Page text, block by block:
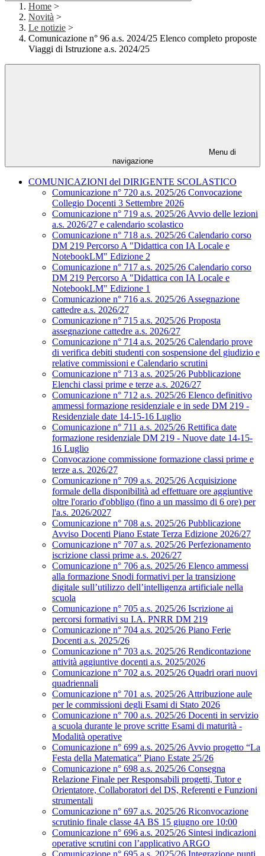
Home >
Novità >
Le notizie >
Comunicazione n° 96 a.s. 2024/25 Elenco completo proposte
Viaggi di Istruzione a.s. 2024/25
Menu di
navigazione
COMUNICAZIONI del DIRIGENTE SCOLASTICO
Comunicazione n° 720 a.s. 2025/26 Convocazione
Collegio Docenti 3 Settembre 2026
Comunicazione n° 719 a.s. 2025/26 Avvio delle lezioni
a.s. 2026/27 e calendario scolastico
Comunicazione n° 718 a.s. 2025/26 Calendario corso
DM 219 Percorso A "Didattica con IA Locale e
NotebookLM" Edizione 2
Comunicazione n° 717 a.s. 2025/26 Calendario corso
DM 219 Percorso A "Didattica con IA Locale e
NotebookLM" Edizione 1
Comunicazione n° 716 a.s. 2025/26 Assegnazione
cattedre a.s. 2026/27
Comunicazione n° 715 a.s. 2025/26 Proposta
assegnazione cattedre a.s. 2026/27
Comunicazione n° 714 a.s. 2025/26 Calendario prove
di verifica debiti studenti con sospensione del giudizio e
relative commissioni e Calendario scrutini
Comunicazione n° 713 a.s. 2025/26 Pubblicazione
Elenchi classi prime e terze a.s. 2026/27
Comunicazione n° 712 a.s. 2025/26 Elenco definitivo
ammessi formazione residenziale e in sede DM 219 -
Residenziale date 14-15-16 Luglio
Comunicazione n° 711 a.s. 2025/26 Rettifica date
formazione residenziale DM 219 - Nuove date 14-15-
16 Luglio
Convocazione commissione formazione classi prime e
terze a.s. 2026/27
Comunicazione n° 709 a.s. 2025/26 Acquisizione
formale della disponibilità ad effettuare ore aggiuntive
oltre l'orario d'obbligo (fino a un massimo di 6 ore) per
l'a.s. 2026/2027
Comunicazione n° 708 a.s. 2025/26 Pubblicazione
Avviso Docenti Piano Estate Terza Edizione 2026/27
Comunicazione n° 707 a.s. 2025/26 Perfezionamento
iscrizione classi prime a.s. 2026/27
Comunicazione n° 706 a.s. 2025/26 Elenco ammessi
alla formazione Snodi formativi per la transizione
digitale sull’utilizzo dell’intelligenza artificiale nella
scuola
Comunicazione n° 705 a.s. 2025/26 Iscrizione ai
percorsi formativi su I.A. PNRR DM 219
Comunicazione n° 704 a.s. 2025/26 Piano Ferie
Docenti a.s. 2025/26
Comunicazione n° 703 a.s. 2025/26 Rendicontazione
attività aggiuntive docenti a.s. 2025/2026
Comunicazione n° 702 a.s. 2025/26 Quadri orari nuovi
quadriennali
Comunicazione n° 701 a.s. 2025/26 Attribuzione aule
per le commissioni degli Esami di Stato 2026
Comunicazione n° 700 a.s. 2025/26 Docenti in servizio
a scuola durante le prove scritte Esami di maturità -
Modalità operative
Comunicazione n° 699 a.s. 2025/26 Avvio progetto “La
Festa della Matematica” Piano Estate 25/26
Comunicazione n° 698 a.s. 2025/26 Consegna
Relazione Finale per Responsabili progetti, Tutor e
Orientatore, Collaboratori del DS, Referenti e Funzioni
strumentali
Comunicazione n° 697 a.s. 2025/26 Riconvocazione
scrutinio finale classe 4A BS 15 giugno ore 10:00
Comunicazione n° 696 a.s. 2025/26 Sintesi indicazioni
operative scrutini con l’applicativo ARGO